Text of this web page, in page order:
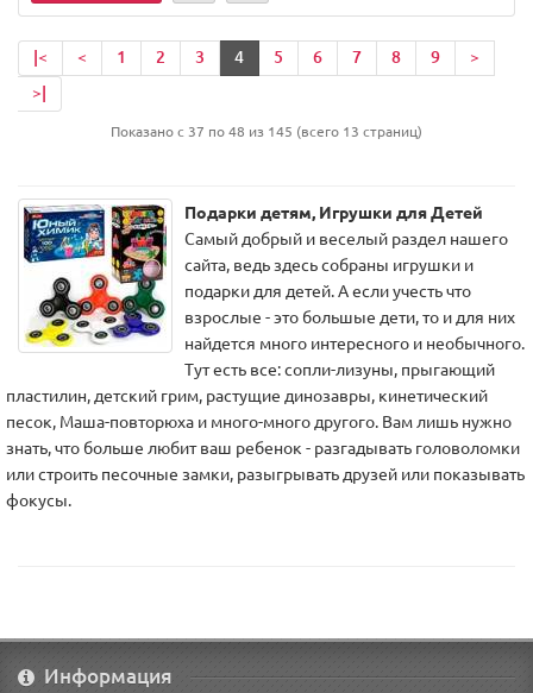
|< < 1 2 3 4 5 6 7 8 9
>
>|
Показано с 37 по 48 из 145 (всего 13 страниц)
Подарки детям, Игрушки для Детей
Самый добрый и веселый раздел нашего
сайта, ведь здесь собраны игрушки и
подарки для детей. А если учесть что
взрослые - это большые дети, то и для них
найдется много интересного и необычного.
Тут есть все: сопли-лизуны, прыгающий
пластилин, детский грим, растущие динозавры, кинетический
песок, Маша-повторюха и много-много другого. Вам лишь нужно
знать, что больше любит ваш ребенок - разгадывать головоломки
или строить песочные замки, разыгрывать друзей или показывать
фокусы.
Информация